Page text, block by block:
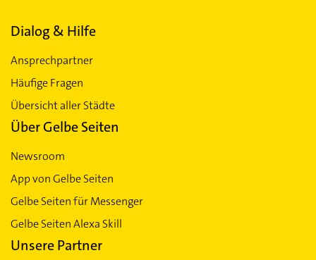
Dialog & Hilfe
Ansprechpartner
Häufige Fragen
Übersicht aller Städte
Über Gelbe Seiten
Newsroom
App von Gelbe Seiten
Gelbe Seiten für Messenger
Gelbe Seiten Alexa Skill
Unsere Partner